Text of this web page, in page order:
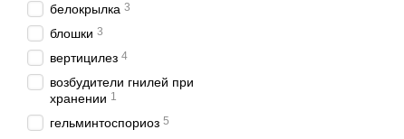
белокрылка 3
блошки 3
вертицилез 4
возбудители гнилей при
хранении 1
гельминтоспориоз 5